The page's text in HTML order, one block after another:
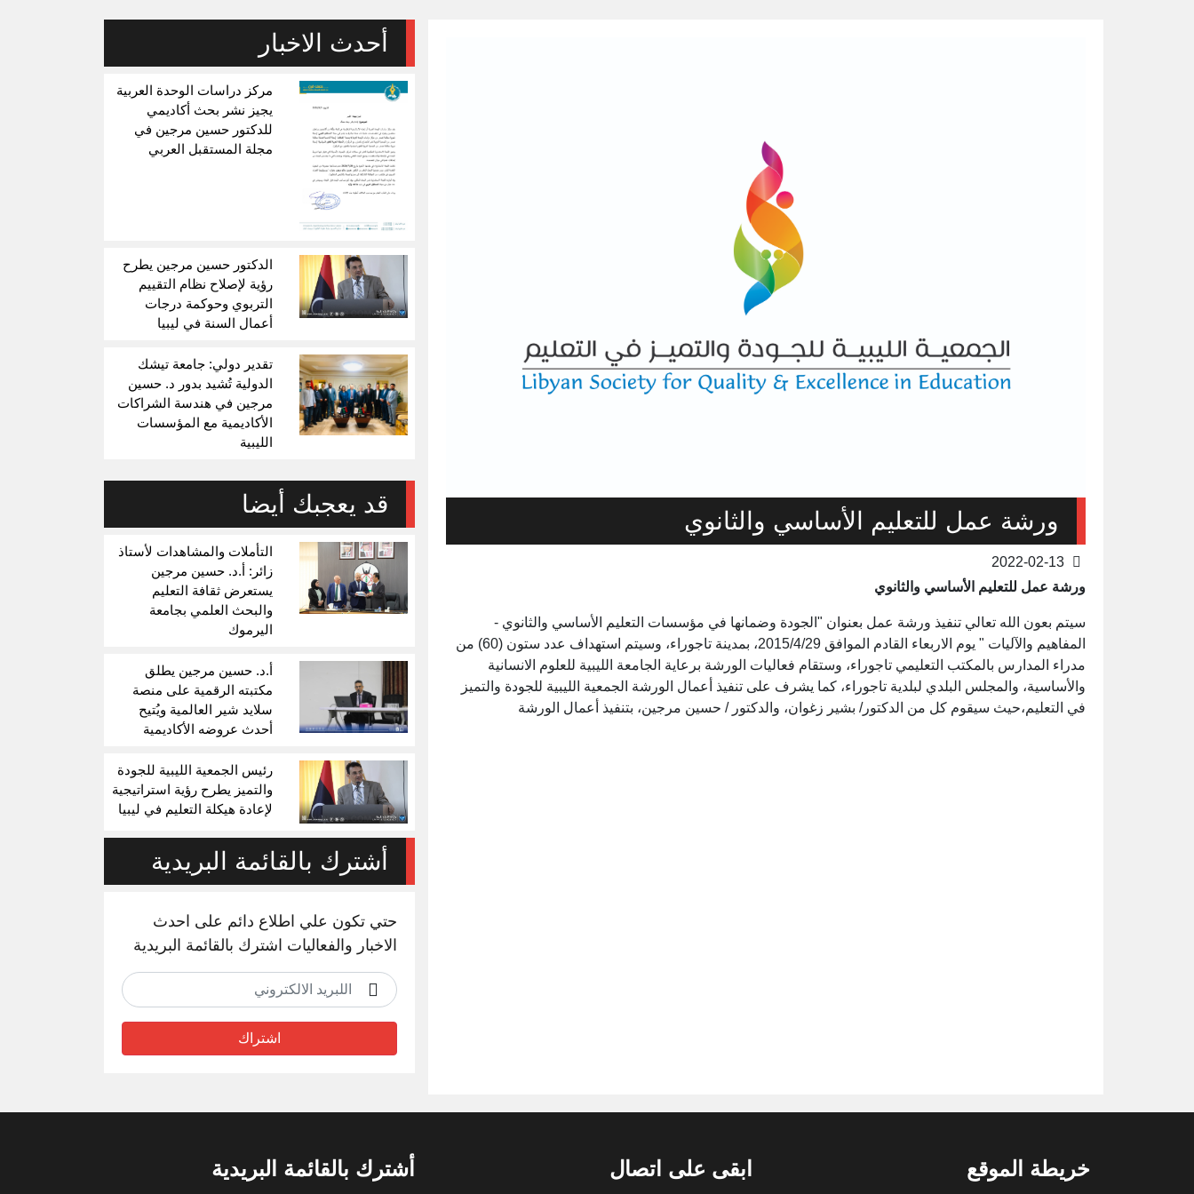
ورشة عمل للتعليم الأساسي والثانوي
ورشة عمل للتعليم الأساسي والثانوي
سيتم بعون الله تعالي تنفيذ ورشة عمل بعنوان "الجودة وضمانها في مؤسسات التعليم الأساسي والثانوي -
المفاهيم والآليات " يوم الاربعاء القادم الموافق 2015/4/29، بمدينة تاجوراء، وسيتم استهداف عدد ستون (60) من
مدراء المدارس بالمكتب التعليمي تاجوراء، وستقام فعاليات الورشة برعاية الجامعة الليبية للعلوم الانسانية
والأساسية، والمجلس البلدي لبلدية تاجوراء، كما يشرف على تنفيذ أعمال الورشة الجمعية الليبية للجودة والتميز
في التعليم،حيث سيقوم كل من الدكتور/ بشير زغوان، والدكتور / حسين مرجين، بتنفيذ أعمال الورشة
أحدث الاخبار
مركز دراسات الوحدة العربية
يجيز نشر بحث أكاديمي
للدكتور حسين مرجين في
مجلة المستقبل العربي
الدكتور حسين مرجين يطرح
رؤية لإصلاح نظام التقييم
التربوي وحوكمة درجات
أعمال السنة في ليبيا
تقدير دولي: جامعة تيشك
الدولية تُشيد بدور د. حسين
مرجين في هندسة الشراكات
الأكاديمية مع المؤسسات
الليبية
قد يعجبك أيضا
التأملات والمشاهدات لأستاذ
زائر: أ.د. حسين مرجين
يستعرض ثقافة التعليم
والبحث العلمي بجامعة
اليرموك
أ.د. حسين مرجين يطلق
مكتبته الرقمية على منصة
سلايد شير العالمية ويُتيح
أحدث عروضه الأكاديمية
رئيس الجمعية الليبية للجودة
والتميز يطرح رؤية استراتيجية
لإعادة هيكلة التعليم في ليبيا
أشترك بالقائمة البريدية
حتي تكون علي اطلاع دائم على احدث
الاخبار والفعاليات اشترك بالقائمة البريدية
اشتراك
خريطة الموقع ابقى على اتصال أشترك بالقائمة البريدية